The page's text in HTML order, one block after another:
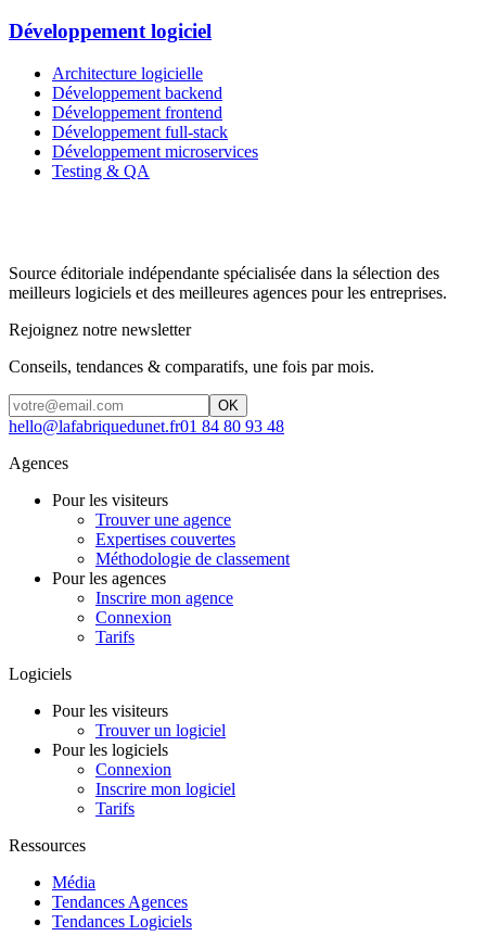
Développement logiciel
Architecture logicielle
Développement backend
Développement frontend
Développement full-stack
Développement microservices
Testing & QA
Source éditoriale indépendante spécialisée dans la sélection des
meilleurs logiciels et des meilleures agences pour les entreprises.
Rejoignez notre newsletter
Conseils, tendances & comparatifs, une fois par mois.
OK
hello@lafabriquedunet.fr01 84 80 93 48
Agences
Pour les visiteurs
Trouver une agence
Expertises couvertes
Méthodologie de classement
Pour les agences
Inscrire mon agence
Connexion
Tarifs
Logiciels
Pour les visiteurs
Trouver un logiciel
Pour les logiciels
Connexion
Inscrire mon logiciel
Tarifs
Ressources
Média
Tendances Agences
Tendances Logiciels